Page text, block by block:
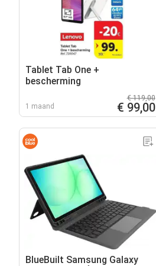
Tablet Tab One +
bescherming
1 maand
€ 119,00
€ 99,00
BlueBuilt Samsung Galaxy